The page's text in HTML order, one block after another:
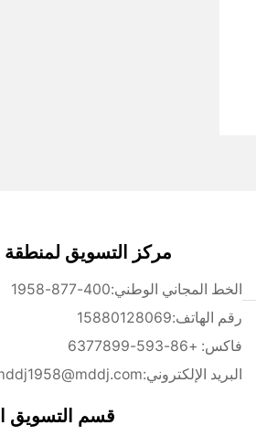
مركز التسويق لمنطقة
الخط المجاني الوطني:400-877-1958
رقم الهاتف:15880128069
فاكس: +86-593-6377899
البريد الإلكتروني:
قسم التسويق